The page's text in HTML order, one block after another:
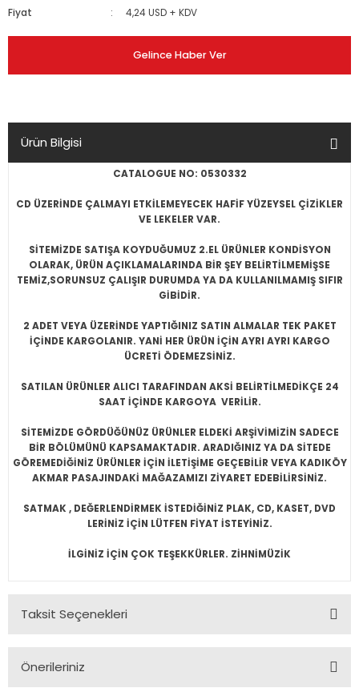
Fiyat
4,24 USD + KDV
Gelince Haber Ver
Ürün Bilgisi
CATALOGUE NO: 0530332
CD ÜZERİNDE ÇALMAYI ETKİLEMEYECEK HAFİF YÜZEYSEL ÇİZİKLER
VE LEKELER VAR.
SİTEMİZDE SATIŞA KOYDUĞUMUZ 2.EL ÜRÜNLER KONDİSYON
OLARAK, ÜRÜN AÇIKLAMALARINDA BİR ŞEY BELİRTİLMEMİŞSE
TEMİZ,SORUNSUZ ÇALIŞIR DURUMDA YA DA KULLANILMAMIŞ SIFIR
GİBİDİR.
2 ADET VEYA ÜZERİNDE YAPTIĞINIZ SATIN ALMALAR TEK PAKET
İÇİNDE KARGOLANIR. YANİ HER ÜRÜN İÇİN AYRI AYRI KARGO
ÜCRETİ ÖDEMEZSİNİZ.
SATILAN ÜRÜNLER ALICI TARAFINDAN AKSİ BELİRTİLMEDİKÇE 24
SAAT İÇİNDE KARGOYA VERİLİR.
SİTEMİZDE GÖRDÜĞÜNÜZ ÜRÜNLER ELDEKİ ARŞİVİMİZİN SADECE
BİR BÖLÜMÜNÜ KAPSAMAKTADIR. ARADIĞINIZ YA DA SİTEDE
GÖREMEDİĞİNİZ ÜRÜNLER İÇİN İLETİŞİME GEÇEBİLİR VEYA KADIKÖY
AKMAR PASAJINDAKİ MAĞAZAMIZI ZİYARET EDEBİLİRSİNİZ.
SATMAK , DEĞERLENDİRMEK İSTEDİĞİNİZ PLAK, CD, KASET, DVD
LERİNİZ İÇİN LÜTFEN FİYAT İSTEYİNİZ.
İLGİNİZ İÇİN ÇOK TEŞEKKÜRLER. ZİHNİMÜZİK
Taksit Seçenekleri
Önerileriniz